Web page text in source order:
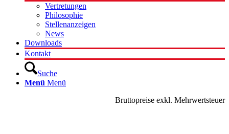
Vertretungen
Philosophie
Stellenanzeigen
News
Downloads
Kontakt
Suche
Menü Menü
Bruttopreise exkl. Mehrwertsteuer